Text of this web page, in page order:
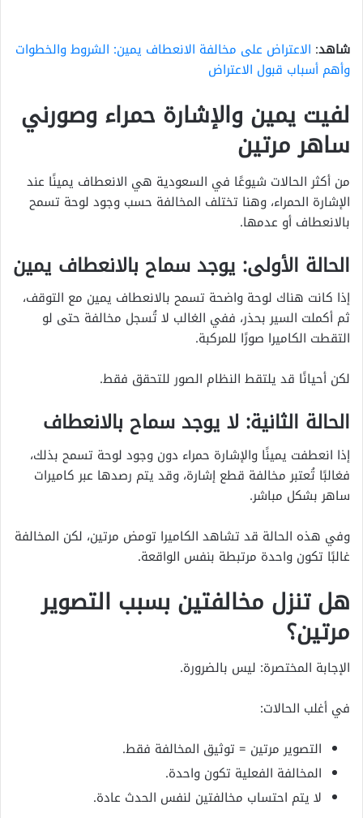
شاهد: الاعتراض على مخالفة الانعطاف يمين: الشروط والخطوات
وأهم أسباب قبول الاعتراض
لفيت يمين والإشارة حمراء وصورني
ساهر مرتين
من أكثر الحالات شيوعًا في السعودية هي الانعطاف يمينًا عند
الإشارة الحمراء، وهنا تختلف المخالفة حسب وجود لوحة تسمح
بالانعطاف أو عدمها.
الحالة الأولى: يوجد سماح بالانعطاف يمين
إذا كانت هناك لوحة واضحة تسمح بالانعطاف يمين مع التوقف،
ثم أكملت السير بحذر، ففي الغالب لا تُسجل مخالفة حتى لو
التقطت الكاميرا صورًا للمركبة.
لكن أحيانًا قد يلتقط النظام الصور للتحقق فقط.
الحالة الثانية: لا يوجد سماح بالانعطاف
إذا انعطفت يمينًا والإشارة حمراء دون وجود لوحة تسمح بذلك،
فغالبًا تُعتبر مخالفة قطع إشارة، وقد يتم رصدها عبر كاميرات
ساهر بشكل مباشر.
وفي هذه الحالة قد تشاهد الكاميرا تومض مرتين، لكن المخالفة
غالبًا تكون واحدة مرتبطة بنفس الواقعة.
هل تنزل مخالفتين بسبب التصوير
مرتين؟
الإجابة المختصرة: ليس بالضرورة.
في أغلب الحالات:
التصوير مرتين = توثيق المخالفة فقط.
المخالفة الفعلية تكون واحدة.
لا يتم احتساب مخالفتين لنفس الحدث عادة.